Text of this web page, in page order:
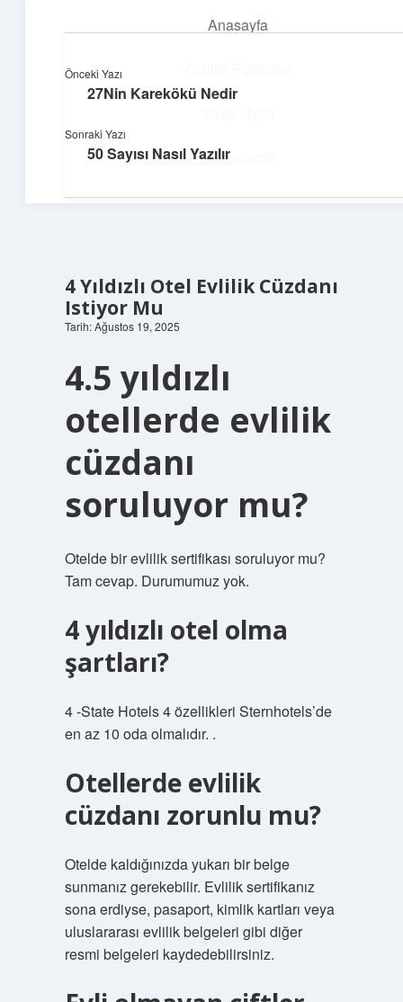
Anasayfa
Hakkımızda
Dijital dünyada keyifli bir macera!
4 Yıldızlı Otel Evlilik Cüzdanı
Istiyor Mu
Tarih: Ağustos 19, 2025
4.5 yıldızlı
otellerde evlilik
cüzdanı
soruluyor mu?
Otelde bir evlilik sertifikası soruluyor mu?
Tam cevap. Durumumuz yok.
4 yıldızlı otel olma
şartları?
4 -State Hotels 4 özellikleri Sternhotels’de
en az 10 oda olmalıdır. .
Otellerde evlilik
cüzdanı zorunlu mu?
Otelde kaldığınızda yukarı bir belge
sunmanız gerekebilir. Evlilik sertifikanız
sona erdiyse, pasaport, kimlik kartları veya
uluslararası evlilik belgeleri gibi diğer
resmi belgeleri kaydedebilirsiniz.
Önceki Yazı
27Nin Karekökü Nedir
Sonraki Yazı
50 Sayısı Nasıl Yazılır